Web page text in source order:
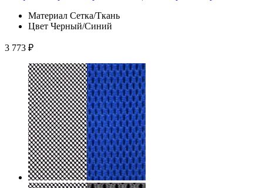
Материал Сетка/Ткань
Цвет Черный/Синий
3 773 ₽